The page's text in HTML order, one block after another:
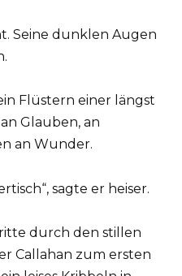
Seine dunklen Augen
Flüstern einer längst
Glauben, an
an Wunder.
sagte er heiser.
durch den stillen
Callahan zum ersten